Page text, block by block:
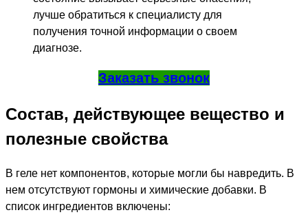
лучше обратиться к специалисту для
получения точной информации о своем
диагнозе.
Заказать звонок
Состав, действующее вещество и
полезные свойства
В геле нет компонентов, которые могли бы навредить. В
нем отсутствуют гормоны и химические добавки. В
список ингредиентов включены: